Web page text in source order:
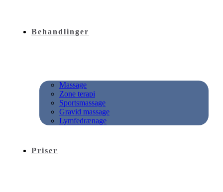
Behandlinger
Massage
Zone terapi
Sportsmassage
Gravid massage
Lymfedrænage
Priser